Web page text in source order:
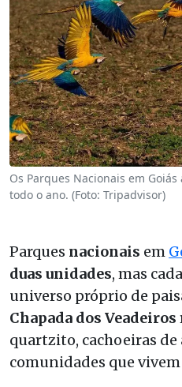
Os Parques Nacionais em
todo o ano. (Foto: Tripadvisor)
Parques nacionais em
duas unidades, mas
universo próprio de
Chapada dos Veadeiros
quartzito, cachoeiras de
comunidades que